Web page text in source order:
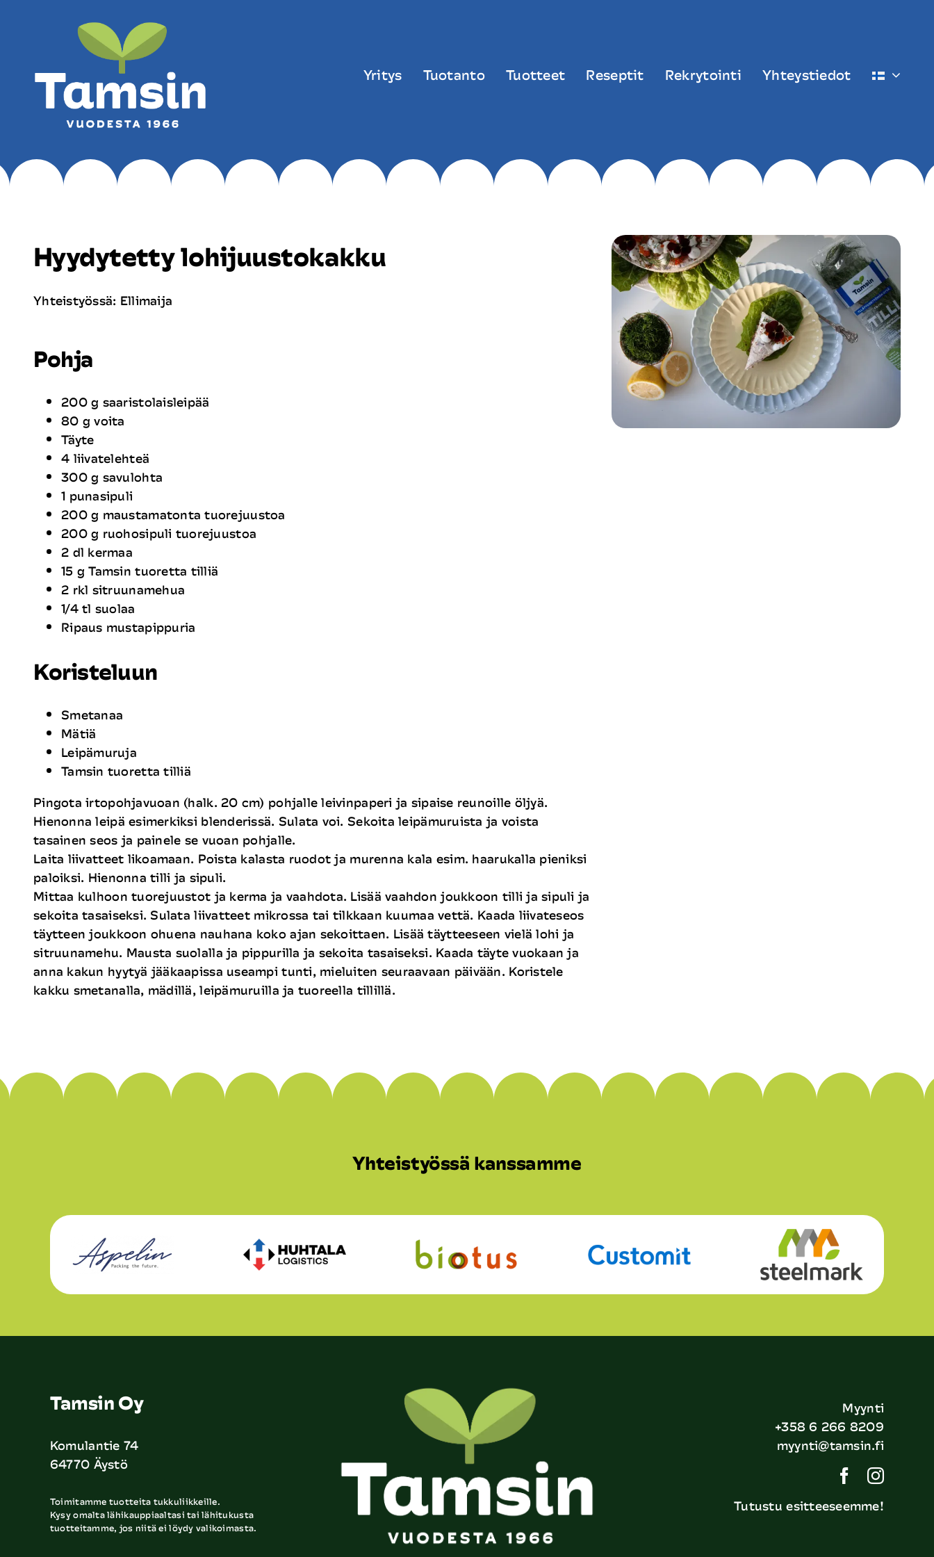
Yritys Tuotanto Tuotteet Reseptit Rekrytointi Yhteystiedot
Hyydytetty lohijuustokakku
Yhteistyössä: Ellimaija
Pohja
200 g saaristolaisleipää
80 g voita
Täyte
4 liivatelehteä
300 g savulohta
1 punasipuli
200 g maustamatonta tuorejuustoa
200 g ruohosipuli tuorejuustoa
2 dl kermaa
15 g Tamsin tuoretta tilliä
2 rkl sitruunamehua
1/4 tl suolaa
Ripaus mustapippuria
Koristeluun
Smetanaa
Mätiä
Leipämuruja
Tamsin tuoretta tilliä
Pingota irtopohjavuoan (halk. 20 cm) pohjalle leivinpaperi ja sipaise reunoille öljyä.
Hienonna leipä esimerkiksi blenderissä. Sulata voi. Sekoita leipämuruista ja voista
tasainen seos ja painele se vuoan pohjalle.
Laita liivatteet likoamaan. Poista kalasta ruodot ja murenna kala esim. haarukalla pieniksi
paloiksi. Hienonna tilli ja sipuli.
Mittaa kulhoon tuorejuustot ja kerma ja vaahdota. Lisää vaahdon joukkoon tilli ja sipuli ja
sekoita tasaiseksi. Sulata liivatteet mikrossa tai tilkkaan kuumaa vettä. Kaada liivateseos
täytteen joukkoon ohuena nauhana koko ajan sekoittaen. Lisää täytteeseen vielä lohi ja
sitruunamehu. Mausta suolalla ja pippurilla ja sekoita tasaiseksi. Kaada täyte vuokaan ja
anna kakun hyytyä jääkaapissa useampi tunti, mieluiten seuraavaan päivään. Koristele
kakku smetanalla, mädillä, leipämuruilla ja tuoreella tillillä.
Yhteistyössä kanssamme
Tamsin Oy
Komulantie 74
64770 Äystö
Toimitamme tuotteita tukkuliikkeille.
Kysy omalta lähikauppiaaltasi tai lähitukusta
tuotteitamme, jos niitä ei löydy valikoimasta.
Myynti
+358 6 266 8209
myynti@tamsin.fi
Tutustu esitteeseemme!